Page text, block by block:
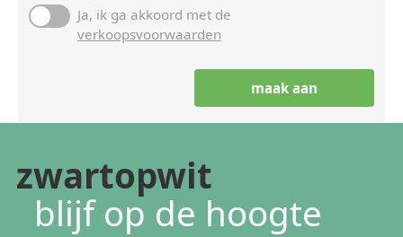
Ja, ik ga akkoord met de
verkoopsvoorwaarden
zwartopwit
blijf op de hoogte